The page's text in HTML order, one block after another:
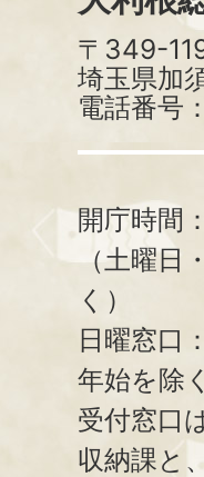
〒349-
埼玉県加
電話番号
開庁時間：
（土曜日
く）
日曜窓口：
年始を除
受付窓口
収納課と、